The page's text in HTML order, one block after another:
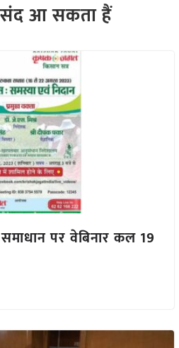
आ सकता हैं
पर वेबिनार कल 19